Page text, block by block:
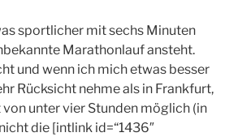
sportlicher mit sechs Minuten
Marathonlauf ansteht.
und wenn ich mich etwas besser
Rücksicht nehme als in Frankfurt,
unter vier Stunden möglich (in
die [intlink id=“1436″